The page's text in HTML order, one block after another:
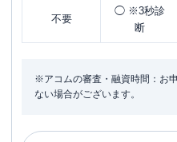
不要
◯ ※3秒診
断
※アコムの審査・融資時間：お
ない場合がございます。